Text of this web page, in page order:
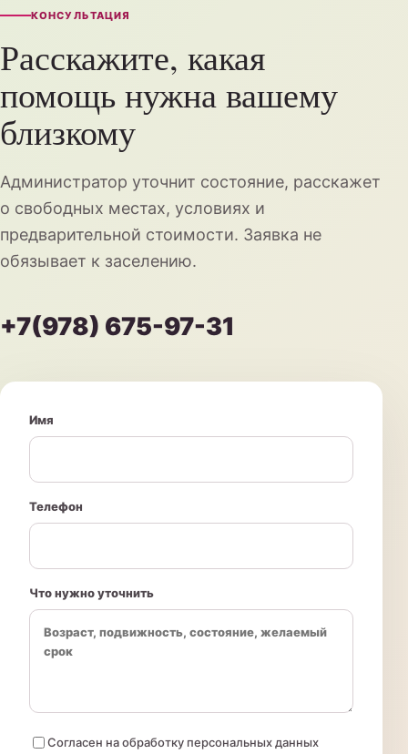
КОНСУЛЬТАЦИЯ
Расскажите, какая
помощь нужна вашему
близкому
Администратор уточнит состояние, расскажет
о свободных местах, условиях и
предварительной стоимости. Заявка не
обязывает к заселению.
+7(978) 675-97-31
Имя
Телефон
Что нужно уточнить
Согласен на обработку персональных данных